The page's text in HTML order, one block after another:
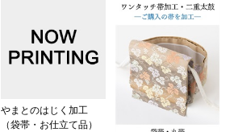
やまとのはじく加工
（袋帯・お仕立て品）